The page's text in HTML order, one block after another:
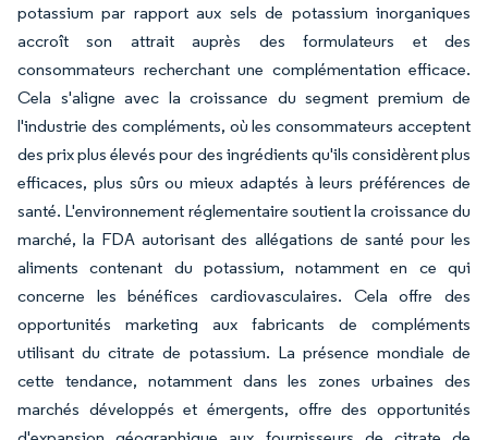
potassium par rapport aux sels de potassium inorganiques
accroît son attrait auprès des formulateurs et des
consommateurs recherchant une complémentation efficace.
Cela s'aligne avec la croissance du segment premium de
l'industrie des compléments, où les consommateurs acceptent
des prix plus élevés pour des ingrédients qu'ils considèrent plus
efficaces, plus sûrs ou mieux adaptés à leurs préférences de
santé. L'environnement réglementaire soutient la croissance du
marché, la FDA autorisant des allégations de santé pour les
aliments contenant du potassium, notamment en ce qui
concerne les bénéfices cardiovasculaires. Cela offre des
opportunités marketing aux fabricants de compléments
utilisant du citrate de potassium. La présence mondiale de
cette tendance, notamment dans les zones urbaines des
marchés développés et émergents, offre des opportunités